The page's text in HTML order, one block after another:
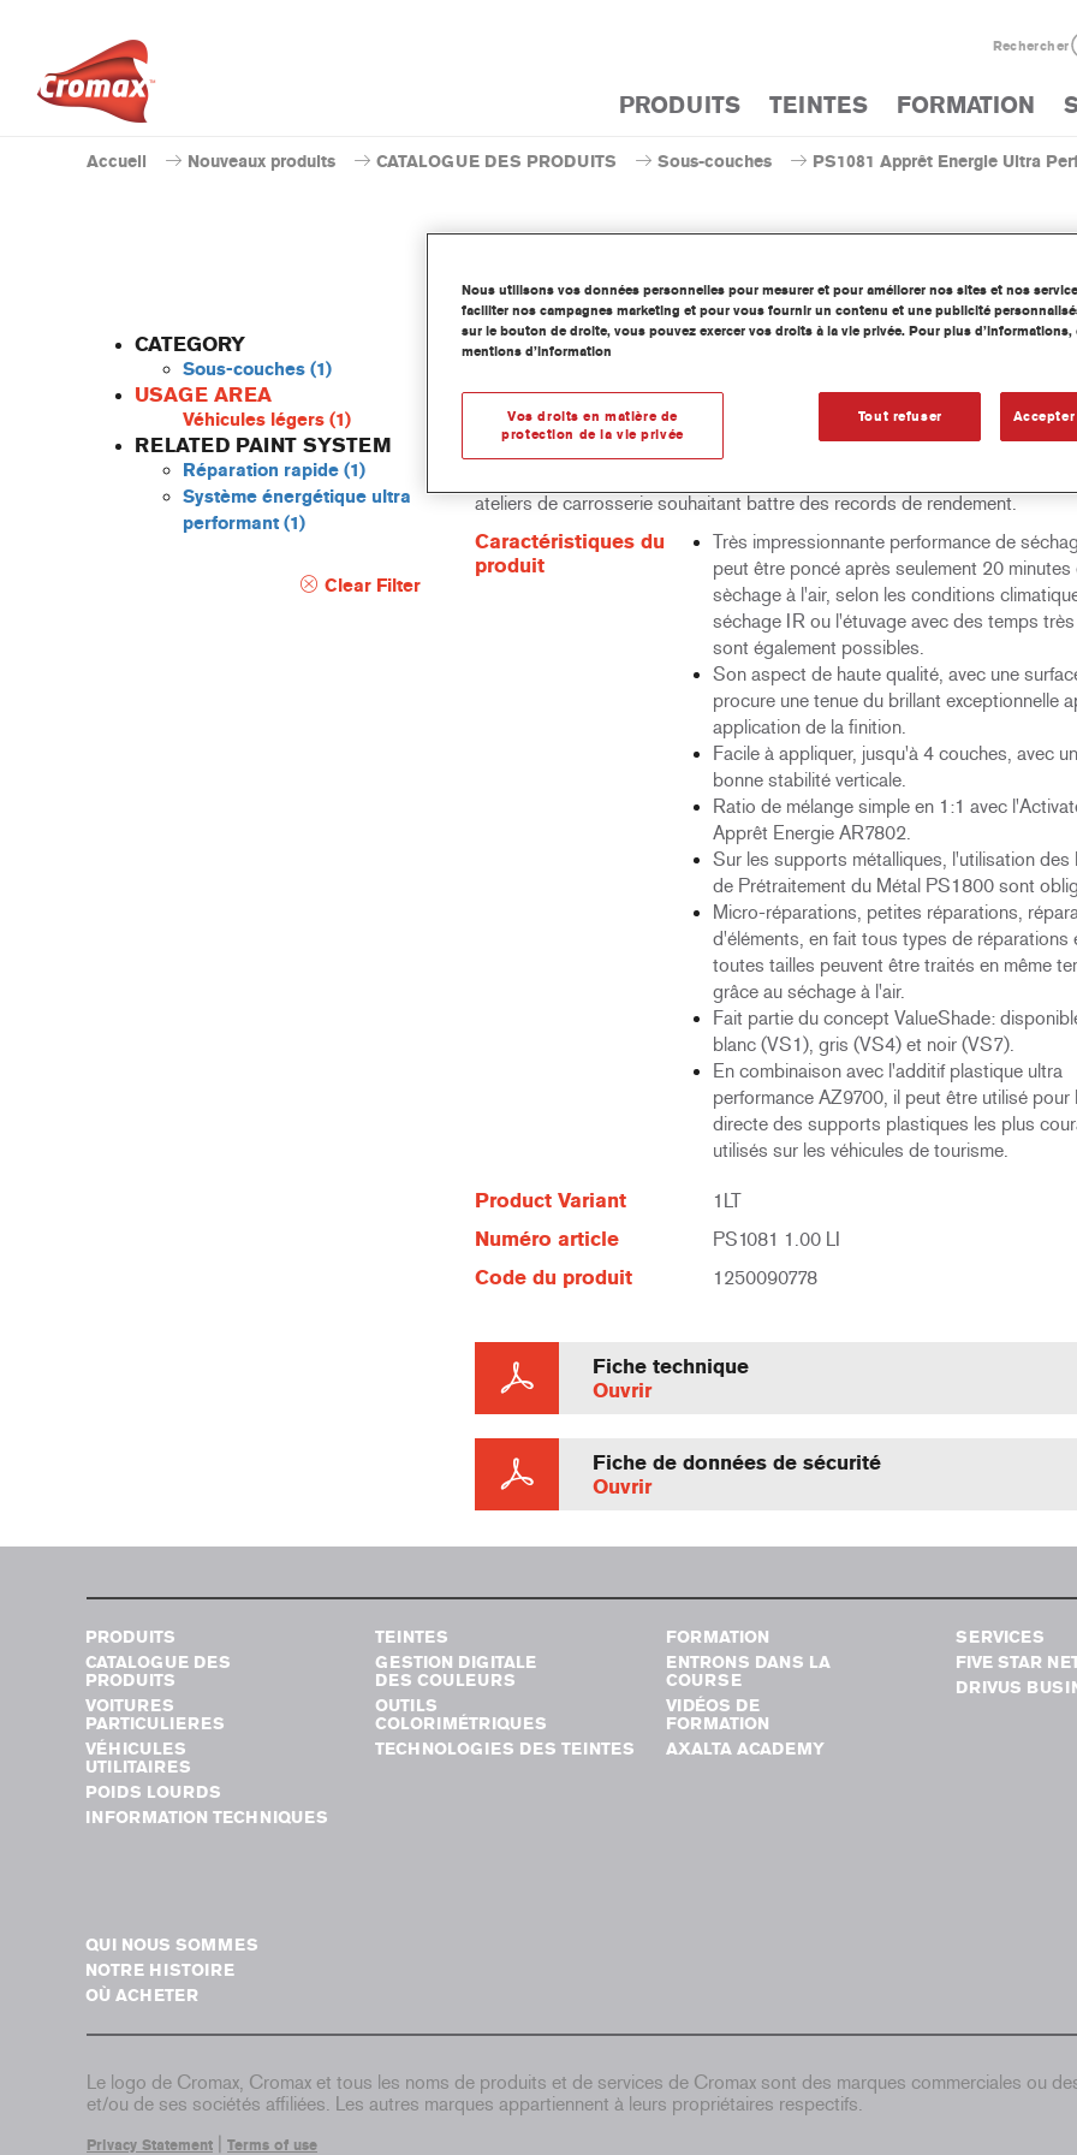
Rechercher
PRODUITS TEINTES FORMATION
Accueil Nouveaux produits CATALOGUE DES PRODUITS Sous-couches PS1081 Apprêt Energie Ultra
CATEGORY
Sous-couches (1)
USAGE AREA
Véhicules légers (1)
RELATED PAINT SYSTEM
Réparation rapide (1)
Système énergétique ultra
performant (1)
Clear Filter
PS1081 Apprêt Energie
Basé sur une chimie nouvelle, l'Apprêt Energie Ultra Performance PS1081
ateliers de carrosserie souhaitant battre des records de rendement.
Caractéristiques du
produit
Très impressionnante performance de
peut être poncé après seulement 20 minutes
sèchage à l'air, selon les conditions
séchage IR ou l'étuvage avec des temps
sont également possibles.
Son aspect de haute qualité, avec une
procure une tenue du brillant exceptionnelle
application de la finition.
Facile à appliquer, jusqu'à 4 couches, avec
bonne stabilité verticale.
Ratio de mélange simple en 1:1 avec
Apprêt Energie AR7802.
Sur les supports métalliques, l'utilisation des
de Prétraitement du Métal PS1800 sont
Micro-réparations, petites réparations,
d'éléments, en fait tous types de réparations
toutes tailles peuvent être traités en même
grâce au séchage à l'air.
Fait partie du concept ValueShade:
blanc (VS1), gris (VS4) et noir (VS7).
En combinaison avec l'additif plastique ultra
performance AZ9700, il peut être utilisé pour
directe des supports plastiques les plus
utilisés sur les véhicules de tourisme.
Product Variant 1LT
Numéro article PS1081 1.00 LI
Code du produit 1250090778
Fiche technique
Ouvrir
Fiche de données de sécurité
Ouvrir
PRODUITS
CATALOGUE DES
PRODUITS
VOITURES
PARTICULIERES
VÉHICULES
UTILITAIRES
POIDS LOURDS
INFORMATION TECHNIQUES
TEINTES
GESTION DIGITALE
DES COULEURS
OUTILS
COLORIMÉTRIQUES
TECHNOLOGIES DES TEINTES
FORMATION
ENTRONS DANS LA
COURSE
VIDÉOS DE
FORMATION
AXALTA ACADEMY
SERVICES
FIVE STAR
DRIVUS
QUI NOUS SOMMES
NOTRE HISTOIRE
OÙ ACHETER
Le logo de Cromax, Cromax et tous les noms de produits et de services de Cromax sont des marques commerciales ou
et/ou de ses sociétés affiliées. Les autres marques appartiennent à leurs propriétaires respectifs.
Privacy Statement Terms of use
Nous utilisons vos données personnelles pour mesurer et pour améliorer nos sites et nos
faciliter nos campagnes marketing et pour vous fournir un contenu et une publicité
sur le bouton de droite, vous pouvez exercer vos droits à la vie privée. Pour plus
mentions d’information
Tout refuser
Vos droits en matière de
protection de la vie privée